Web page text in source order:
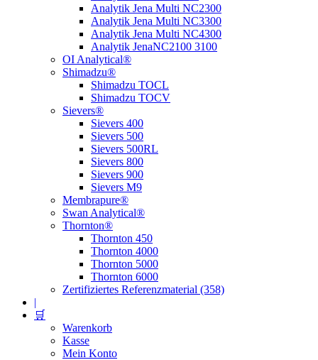
Analytik Jena Multi NC2300
Analytik Jena Multi NC3300
Analytik Jena Multi NC4300
Analytik JenaNC2100 3100
OI Analytical®
Shimadzu®
Shimadzu TOCL
Shimadzu TOCV
Sievers®
Sievers 400
Sievers 500
Sievers 500RL
Sievers 800
Sievers 900
Sievers M9
Membrapure®
Swan Analytical®
Thornton®
Thornton 450
Thornton 4000
Thornton 5000
Thornton 6000
Zertifiziertes Referenzmaterial (358)
|
🛒
Warenkorb
Kasse
Mein Konto